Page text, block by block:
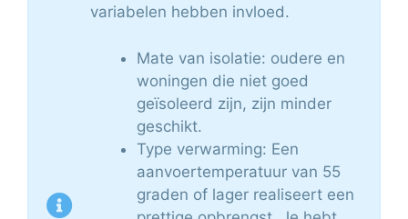
variabelen hebben invloed.
Mate van isolatie: oudere en
woningen die niet goed
geïsoleerd zijn, zijn minder
geschikt.
Type verwarming: Een
aanvoertemperatuur van 55
graden of lager realiseert een